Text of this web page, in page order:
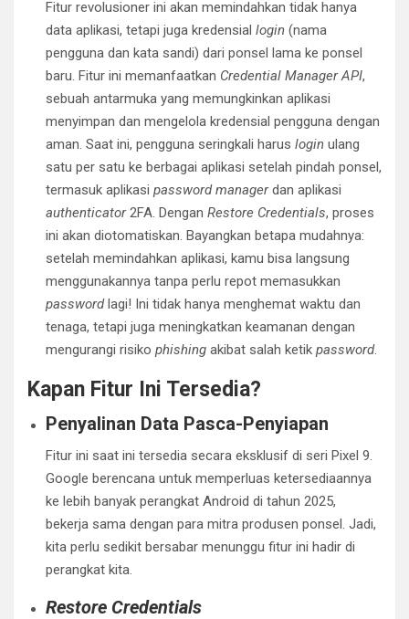
Fitur revolusioner ini akan memindahkan tidak hanya
data aplikasi, tetapi juga kredensial login (nama
pengguna dan kata sandi) dari ponsel lama ke ponsel
baru. Fitur ini memanfaatkan Credential Manager API,
sebuah antarmuka yang memungkinkan aplikasi
menyimpan dan mengelola kredensial pengguna dengan
aman. Saat ini, pengguna seringkali harus login ulang
satu per satu ke berbagai aplikasi setelah pindah ponsel,
termasuk aplikasi password managerdan aplikasi
authenticator2FA. Dengan Restore Credentials, proses
ini akan diotomatiskan. Bayangkan betapa mudahnya:
setelah memindahkan aplikasi, kamu bisa langsung
menggunakannya tanpa perlu repot memasukkan
passwordlagi! Ini tidak hanya menghemat waktu dan
tenaga, tetapi juga meningkatkan keamanan dengan
mengurangi risiko phishing akibat salah ketik password.
Kapan Fitur Ini Tersedia?
Penyalinan Data Pasca-Penyiapan
Fitur ini saat ini tersedia secara eksklusif di seri Pixel 9.
Google berencana untuk memperluas ketersediaannya
ke lebih banyak perangkat Android di tahun 2025,
bekerja sama dengan para mitra produsen ponsel. Jadi,
kita perlu sedikit bersabar menunggu fitur ini hadir di
perangkat kita.
Restore Credentials